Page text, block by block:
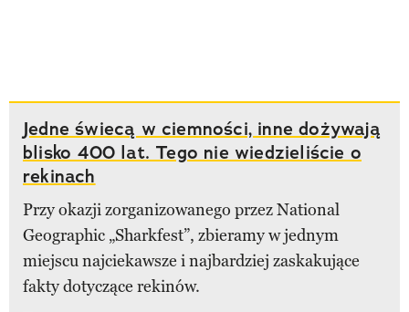
Jedne świecą w ciemności, inne dożywają
blisko 400 lat. Tego nie wiedzieliście o
rekinach
Przy okazji zorganizowanego przez National
Geographic „Sharkfest”, zbieramy w jednym
miejscu najciekawsze i najbardziej zaskakujące
fakty dotyczące rekinów.